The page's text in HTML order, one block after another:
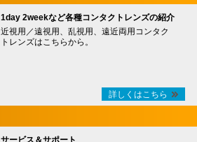
1day 2weekなど各種コンタクトレンズの紹介
近視用／遠視用、乱視用、遠近両用コンタク
トレンズはこちらから。
詳しくはこちら